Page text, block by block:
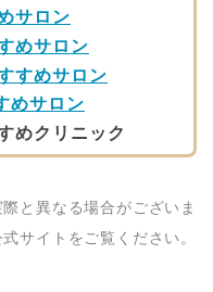
サロン
めサロン
すめサロン
めサロン
めクリニック
と異なる場合がございま
サイトをご覧ください。